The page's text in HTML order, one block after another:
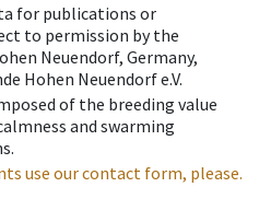
for publications or
to permission by the
Neuendorf, Germany,
Hohen Neuendorf e.V.
of the breeding value
and swarming
use our contact form, please.